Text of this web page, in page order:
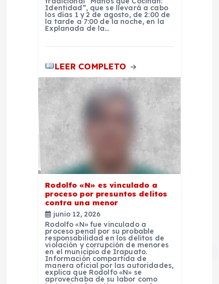
Identidad”, que se llevará a cabo
los días 1 y 2 de agosto, de 2:00 de
la tarde a 7:00 de la noche, en la
Explanada de la…
LEER COMPLETO
Rodolfo «N» es vinculado a
proceso por presuntos delitos
contra una menor
junio 12, 2026
Rodolfo «N» fue vinculado a
proceso penal por su probable
responsabilidad en los delitos de
violación y corrupción de menores
en el municipio de Irapuato.
Información compartida de
manera oficial por las autoridades,
explica que Rodolfo «N» se
aprovechaba de su labor como